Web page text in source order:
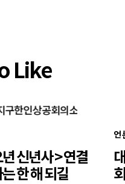
Like
신년사 > 연결
한 해 되길
언